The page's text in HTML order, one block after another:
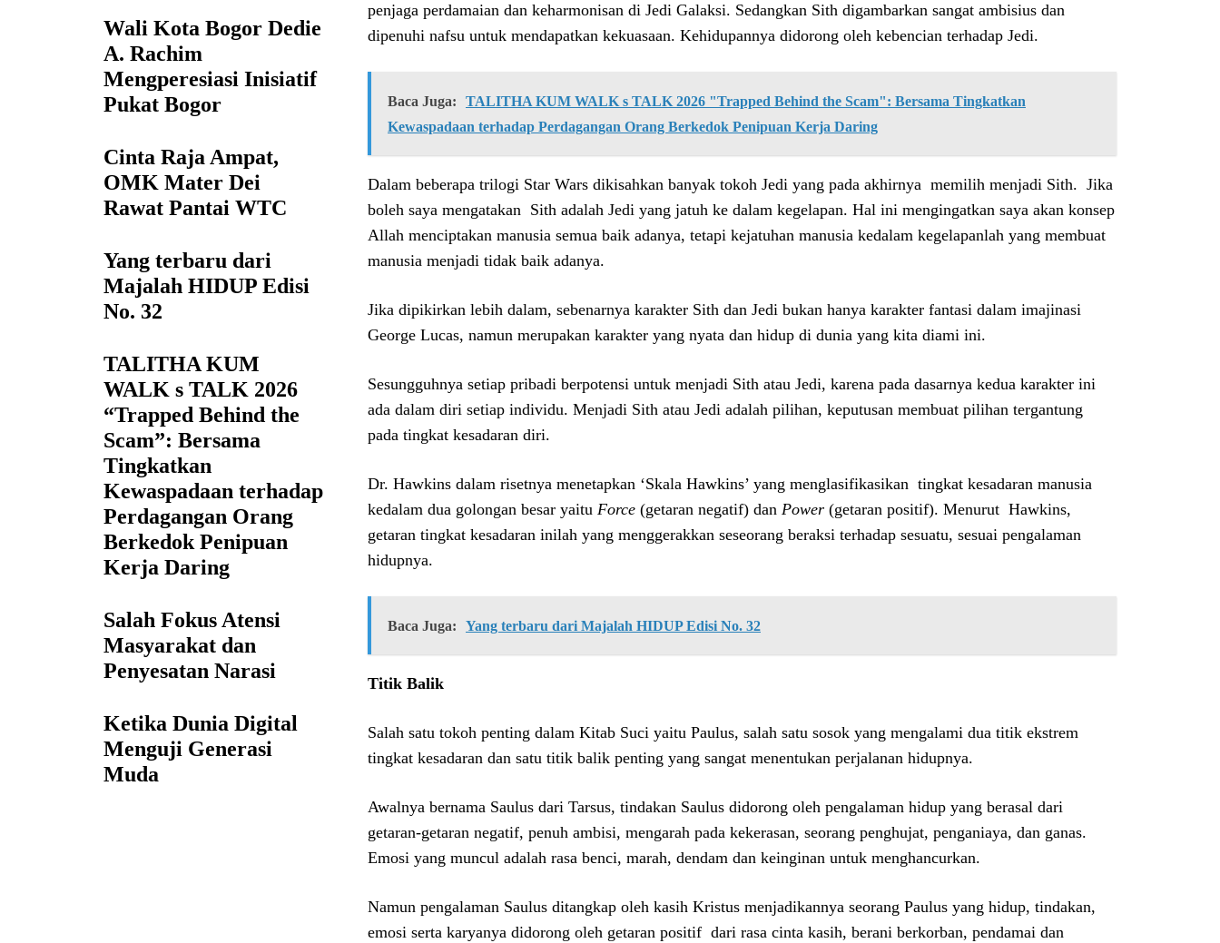
Wali Kota Bogor Dedie
A. Rachim
Mengperesiasi Inisiatif
Pukat Bogor
Cinta Raja Ampat,
OMK Mater Dei
Rawat Pantai WTC
Yang terbaru dari
Majalah HIDUP Edisi
No. 32
TALITHA KUM
WALK s TALK 2026
“Trapped Behind the
Scam”: Bersama
Tingkatkan
Kewaspadaan terhadap
Perdagangan Orang
Berkedok Penipuan
Kerja Daring
Salah Fokus Atensi
Masyarakat dan
Penyesatan Narasi
Ketika Dunia Digital
Menguji Generasi
Muda
penjaga perdamaian dan keharmonisan di Jedi Galaksi. Sedangkan Sith digambarkan sangat ambisius dan
dipenuhi nafsu untuk mendapatkan kekuasaan. Kehidupannya didorong oleh kebencian terhadap Jedi.
Baca Juga:
TALITHA KUM WALK s TALK 2026 "Trapped Behind the Scam": Bersama Tingkatkan
Kewaspadaan terhadap Perdagangan Orang Berkedok Penipuan Kerja Daring
Dalam beberapa trilogi Star Wars dikisahkan banyak tokoh Jedi yang pada akhirnya memilih menjadi Sith. Jika
boleh saya mengatakan Sith adalah Jedi yang jatuh ke dalam kegelapan. Hal ini mengingatkan saya akan konsep
Allah menciptakan manusia semua baik adanya, tetapi kejatuhan manusia kedalam kegelapanlah yang membuat
manusia menjadi tidak baik adanya.
Jika dipikirkan lebih dalam, sebenarnya karakter Sith dan Jedi bukan hanya karakter fantasi dalam imajinasi
George Lucas, namun merupakan karakter yang nyata dan hidup di dunia yang kita diami ini.
Sesungguhnya setiap pribadi berpotensi untuk menjadi Sith atau Jedi, karena pada dasarnya kedua karakter ini
ada dalam diri setiap individu. Menjadi Sith atau Jedi adalah pilihan, keputusan membuat pilihan tergantung
pada tingkat kesadaran diri.
Dr. Hawkins dalam risetnya menetapkan ‘Skala Hawkins’ yang menglasifikasikan tingkat kesadaran manusia
kedalam dua golongan besar yaitu Force (getaran negatif) dan Power (getaran positif). Menurut Hawkins,
getaran tingkat kesadaran inilah yang menggerakkan seseorang beraksi terhadap sesuatu, sesuai pengalaman
hidupnya.
Baca Juga: Yang terbaru dari Majalah HIDUP Edisi No. 32
Titik Balik
Salah satu tokoh penting dalam Kitab Suci yaitu Paulus, salah satu sosok yang mengalami dua titik ekstrem
tingkat kesadaran dan satu titik balik penting yang sangat menentukan perjalanan hidupnya.
Awalnya bernama Saulus dari Tarsus, tindakan Saulus didorong oleh pengalaman hidup yang berasal dari
getaran-getaran negatif, penuh ambisi, mengarah pada kekerasan, seorang penghujat, penganiaya, dan ganas.
Emosi yang muncul adalah rasa benci, marah, dendam dan keinginan untuk menghancurkan.
Namun pengalaman Saulus ditangkap oleh kasih Kristus menjadikannya seorang Paulus yang hidup, tindakan,
emosi serta karyanya didorong oleh getaran positif dari rasa cinta kasih, berani berkorban, pendamai dan